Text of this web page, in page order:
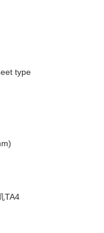
type
TA4